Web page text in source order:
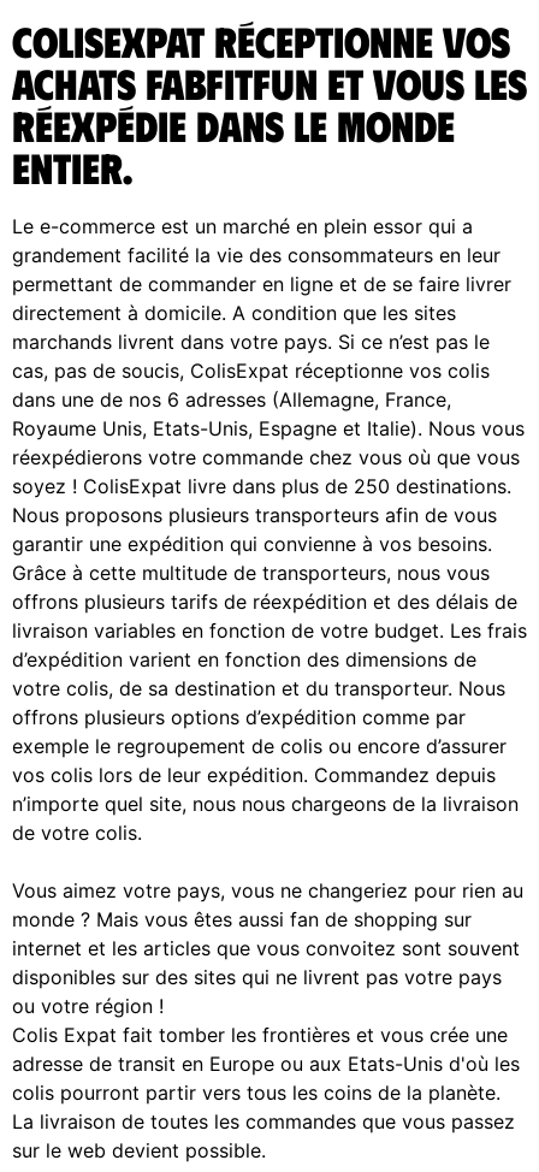
ColisExpat réceptionne vos
achats Fabfitfun et vous les
réexpédie dans le monde
entier.
Le e-commerce est un marché en plein essor qui a
grandement facilité la vie des consommateurs en leur
permettant de commander en ligne et de se faire livrer
directement à domicile. A condition que les sites
marchands livrent dans votre pays. Si ce n’est pas le
cas, pas de soucis, ColisExpat réceptionne vos colis
dans une de nos 6 adresses (Allemagne, France,
Royaume Unis, Etats-Unis, Espagne et Italie). Nous vous
réexpédierons votre commande chez vous où que vous
soyez ! ColisExpat livre dans plus de 250 destinations.
Nous proposons plusieurs transporteurs afin de vous
garantir une expédition qui convienne à vos besoins.
Grâce à cette multitude de transporteurs, nous vous
offrons plusieurs tarifs de réexpédition et des délais de
livraison variables en fonction de votre budget. Les frais
d’expédition varient en fonction des dimensions de
votre colis, de sa destination et du transporteur. Nous
offrons plusieurs options d’expédition comme par
exemple le regroupement de colis ou encore d’assurer
vos colis lors de leur expédition. Commandez depuis
n’importe quel site, nous nous chargeons de la livraison
de votre colis.
Vous aimez votre pays, vous ne changeriez pour rien au
monde ? Mais vous êtes aussi fan de shopping sur
internet et les articles que vous convoitez sont souvent
disponibles sur des sites qui ne livrent pas votre pays
ou votre région !
Colis Expat fait tomber les frontières et vous crée une
adresse de transit en Europe ou aux Etats-Unis d'où les
colis pourront partir vers tous les coins de la planète.
La livraison de toutes les commandes que vous passez
sur le web devient possible.